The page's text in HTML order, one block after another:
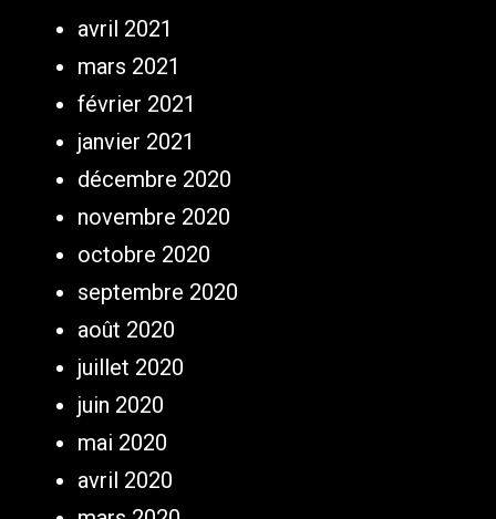
avril 2021
mars 2021
février 2021
janvier 2021
décembre 2020
novembre 2020
octobre 2020
septembre 2020
août 2020
juillet 2020
juin 2020
mai 2020
avril 2020